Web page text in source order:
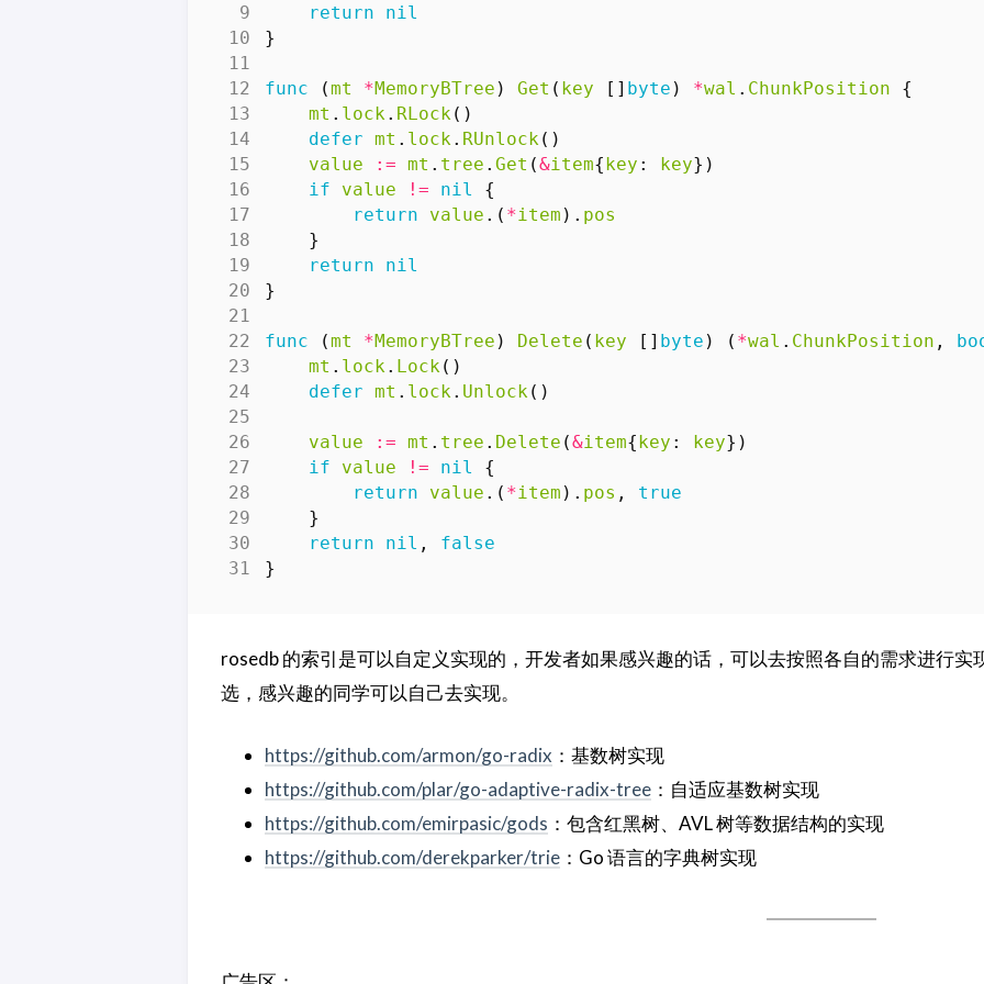
return
nil
}
func (mt *MemoryBTree ) Get ( key [] byte ) *wal . ChunkPosition
{
mt . lock . RLock ()
defer mt . lock . RUnlock ()
value
:= mt . tree . Get (&item{key : key})
if
value != nil
{
return
value .( *item ). pos
}
return
nil
}
func (mt *MemoryBTree ) Delete ( key [] byte ) ( *wal . ChunkPosition ,
mt . lock . Lock ()
defer mt . lock . Unlock ()
value := mt . tree . Delete (&item{key : key})
if
value != nil
{
return
value .( *item ). pos ,
true
}
return
nil ,
false
}
rosedb 的索引是可以自定义实现的，开发者如果感兴趣的话，可以去按照各自的需求进行
选，感兴趣的同学可以自己去实现。
https://github.com/armon/go-radix ：基数树实现
https://github.com/plar/go-adaptive-radix-tree ：自适应基数树实现
https://github.com/emirpasic/gods ：包含红黑树、AVL 树等数据结构的实现
https://github.com/derekparker/trie ：Go 语言的字典树实现